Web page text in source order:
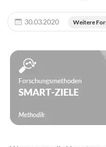
30.03.2020 Weitere